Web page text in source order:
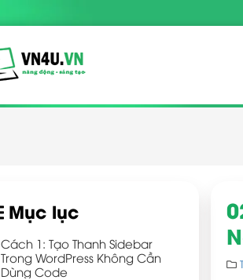
Mục lục
Cách 1: Tạo Thanh Sidebar
Trong WordPress Không Cần
Dùng Code